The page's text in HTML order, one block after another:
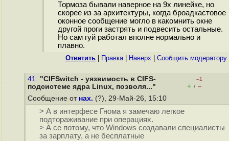
Тормоза бывали наверное на 9х линейке, но
скорее из за архитектуры, когда броадкастовое
оконное сообщение могло в какомнить окне
другой проги застрять и подвесить остальные.
Но сам гуй работал вполне нормально и
плавно.
Ответить Правка| Наверх Cообщить модератору
41. "CIFSwitch - уязвимость в CIFS-
подсистеме ядра Linux, позволя..."
–1
+ / –
Сообщение от нах. (?), 29-Май-26, 15:10
> А в интерфесе Гнома я замечаю легкое
подтораживание при операциях.
> А се потому, что Windows создавали специалисты
за зарплату, а не бесплатные